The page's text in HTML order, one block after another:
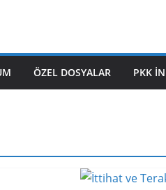
ÖZEL DOSYALAR PKK